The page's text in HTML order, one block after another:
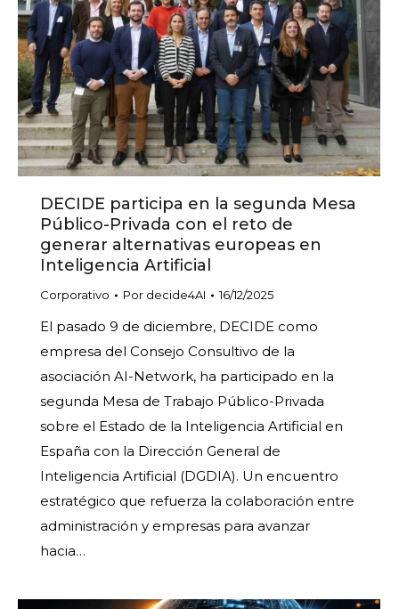
DECIDE participa en la segunda Mesa
Público-Privada con el reto de
generar alternativas europeas en
Inteligencia Artificial
Corporativo Por decide4AI 16/12/2025
El pasado 9 de diciembre, DECIDE como
empresa del Consejo Consultivo de la
asociación AI-Network, ha participado en la
segunda Mesa de Trabajo Público-Privada
sobre el Estado de la Inteligencia Artificial en
España con la Dirección General de
Inteligencia Artificial (DGDIA). Un encuentro
estratégico que refuerza la colaboración entre
administración y empresas para avanzar
hacia…